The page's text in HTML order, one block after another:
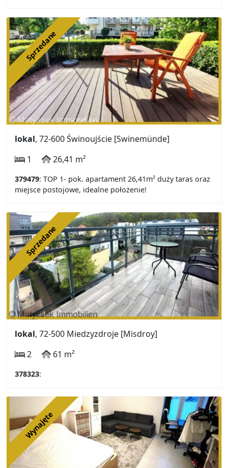
Sprzedane
lokal, 72-600 Świnoujście [Swinemünde]
1
26,41 m²
379479: TOP 1- pok. apartament 26,41m² duży taras oraz
miejsce postojowe, idealne położenie!
Sprzedane
lokal, 72-500 Miedzyzdroje [Misdroy]
2
61 m²
378323:
Wynajęte